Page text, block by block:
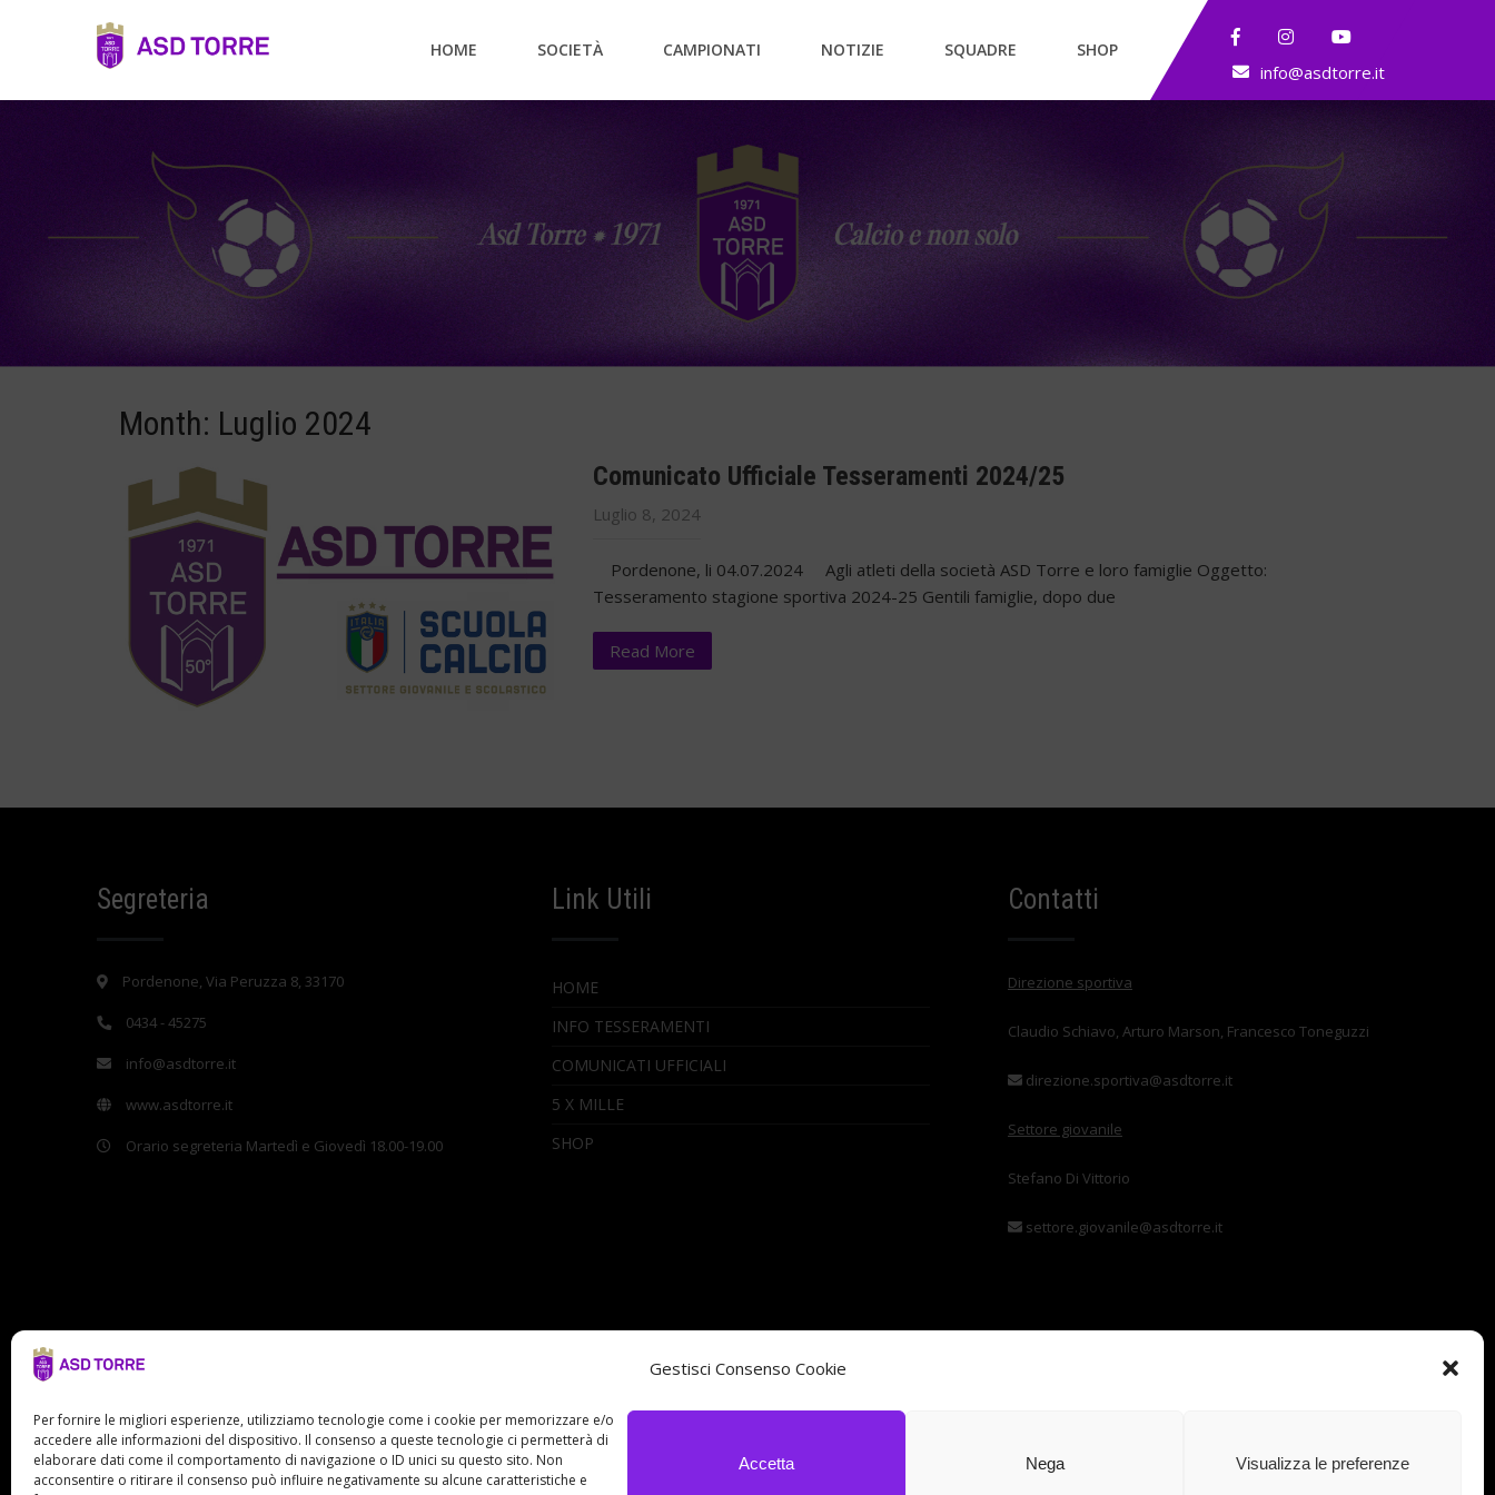
Gestisci Consenso Cookie
Per fornire le migliori esperienze, utilizziamo tecnologie come i cookie per memorizzare e/o
accedere alle informazioni del dispositivo. Il consenso a queste tecnologie ci permetterà di
elaborare dati come il comportamento di navigazione o ID unici su questo sito. Non
acconsentire o ritirare il consenso può influire negativamente su alcune caratteristiche e
Accetta Nega Visualizza le preferenze
info@asdtorre.it
HOME SOCIETÀ CAMPIONATI NOTIZIE SQUADRE SHOP
Month: Luglio 2024
Comunicato Ufficiale Tesseramenti 2024/25
Luglio 8, 2024
Pordenone, li 04.07.2024 Agli atleti della società ASD Torre e loro famiglie Oggetto:
Tesseramento stagione sportiva 2024-25 Gentili famiglie, dopo due
Read More
Segreteria
Pordenone, Via Peruzza 8, 33170
0434 - 45275
info@asdtorre.it
www.asdtorre.it
Orario segreteria Martedì e Giovedì 18.00-19.00
Link Utili
HOME
INFO TESSERAMENTI
COMUNICATI UFFICIALI
5 X MILLE
SHOP
Contatti
Direzione sportiva
Claudio Schiavo, Arturo Marson, Francesco Toneguzzi
direzione.sportiva@asdtorre.it
Settore giovanile
Stefano Di Vittorio
settore.giovanile@asdtorre.it